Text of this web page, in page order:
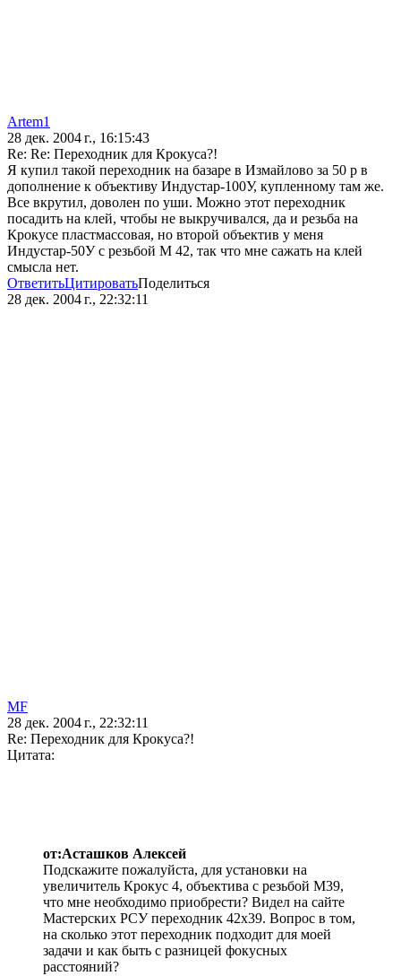
Artem1
28 дек. 2004 г., 16:15:43
Re: Re: Переходник для Крокуса?!
Я купил такой переходник на базаре в Измайлово за 50 р в
дополнение к объективу Индустар-100У, купленному там же.
Все вкрутил, доволен по уши. Можно этот переходник
посадить на клей, чтобы не выкручивался, да и резьба на
Крокусе пластмассовая, но второй объектив у меня
Индустар-50У с резьбой М 42, так что мне сажать на клей
смысла нет.
ОтветитьЦитироватьПоделиться
28 дек. 2004 г., 22:32:11
MF
28 дек. 2004 г., 22:32:11
Re: Переходник для Крокуса?!
Цитата:
от:Асташков Алексей
Подскажите пожалуйста, для установки на
увеличитель Крокус 4, объектива с резьбой М39,
что мне необходимо приобрести? Видел на сайте
Мастерских РСУ переходник 42х39. Вопрос в том,
на сколько этот переходник подходит для моей
задачи и как быть с разницей фокусных
расстояний?